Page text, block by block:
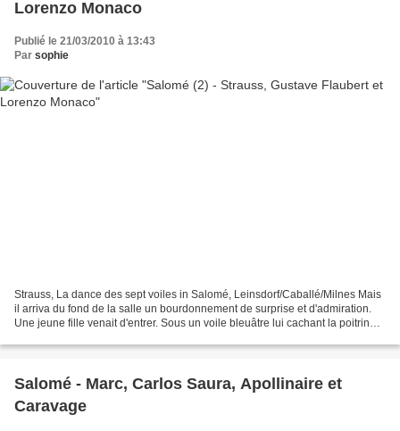
Lorenzo Monaco
Publié le 21/03/2010 à 13:43
Par sophie
Strauss, La dance des sept voiles in Salomé, Leinsdorf/Caballé/Milnes Mais
il arriva du fond de la salle un bourdonnement de surprise et d'admiration.
Une jeune fille venait d'entrer. Sous un voile bleuâtre lui cachant la poitrine
Salomé - Marc, Carlos Saura, Apollinaire et
Caravage